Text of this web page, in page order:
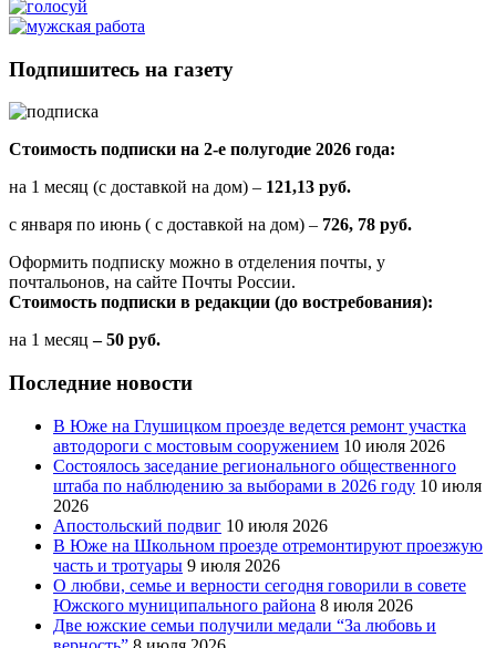
Подпишитесь на газету
Стоимость подписки на 2-е полугодие 2026 года:
на 1 месяц (с доставкой на дом) – 121,13 руб.
с января по июнь ( с доставкой на дом) – 726, 78 руб.
Оформить подписку можно в отделения почты, у
почтальонов, на сайте Почты России.
Стоимость подписки в редакции (до востребования):
на 1 месяц – 50 руб.
Последние новости
В Юже на Глушицком проезде ведется ремонт участка
автодороги с мостовым сооружением 10 июля 2026
Состоялось заседание регионального общественного
штаба по наблюдению за выборами в 2026 году 10 июля
2026
Апостольский подвиг 10 июля 2026
В Юже на Школьном проезде отремонтируют проезжую
часть и тротуары 9 июля 2026
О любви, семье и верности сегодня говорили в совете
Южского муниципального района 8 июля 2026
Две южские семьи получили медали “За любовь и